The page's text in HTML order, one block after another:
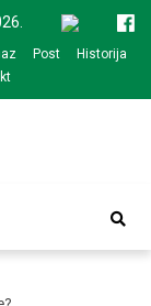
Post
Historija